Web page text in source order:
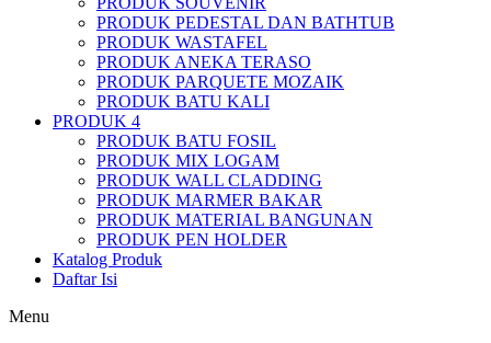
PRODUK PEDESTAL DAN BATHTUB
PRODUK WASTAFEL
PRODUK ANEKA TERASO
PRODUK PARQUETE MOZAIK
PRODUK BATU KALI
PRODUK 4
PRODUK BATU FOSIL
PRODUK MIX LOGAM
PRODUK WALL CLADDING
PRODUK MARMER BAKAR
PRODUK MATERIAL BANGUNAN
PRODUK PEN HOLDER
Katalog Produk
Daftar Isi
Menu